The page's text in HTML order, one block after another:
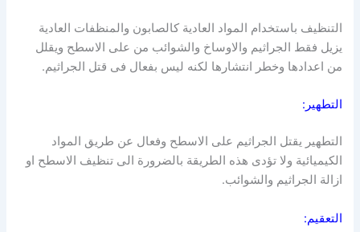
التنظيف باستخدام المواد العادية كالصابون والمنظفات العادية
يزيل فقط الجراثيم والاوساخ والشوائب من على الاسطح ويقلل
من اعدادها وخطر انتشارها لكنه ليس بفعال فى قتل الجراثيم.
التطهير:
التطهير يقتل الجراثيم على الاسطح وفعال عن طريق المواد
الكيميائية ولا تؤدى هذه الطريقة بالضرورة الى تنظيف الاسطح او
ازالة الجراثيم والشوائب.
التعقيم: